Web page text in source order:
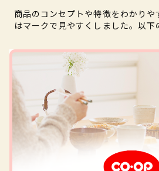
商品のコンセプトや特徴をわかりや
はマークで見やすくしました。以下